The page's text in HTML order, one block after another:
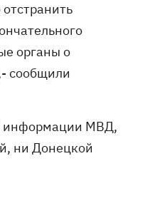
органы о
сообщили
информации МВД,
ни Донецкой